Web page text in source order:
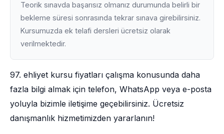
Teorik sınavda başarısız olmanız durumunda belirli bir
bekleme süresi sonrasında tekrar sınava girebilirsiniz.
Kursumuzda ek telafi dersleri ücretsiz olarak
verilmektedir.
97. ehliyet kursu fiyatları çalışma konusunda daha
fazla bilgi almak için telefon, WhatsApp veya e-posta
yoluyla bizimle iletişime geçebilirsiniz. Ücretsiz
danışmanlık hizmetimizden yararlanın!